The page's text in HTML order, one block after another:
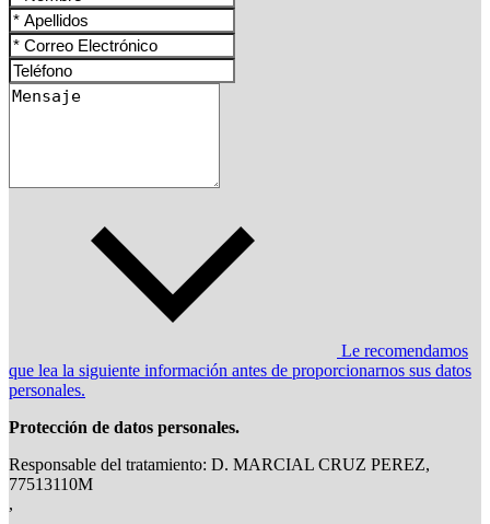
Le recomendamos
que lea la siguiente información antes de proporcionarnos sus datos
personales.
Protección de datos personales.
Responsable del tratamiento: D. MARCIAL CRUZ PEREZ,
77513110M
,